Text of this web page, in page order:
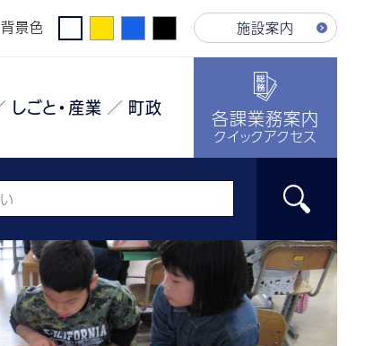
背景色 施設案内
しごと・産業 町政 各課業務案内
クイックアクセス